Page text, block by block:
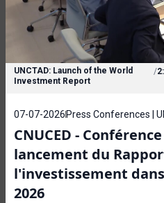
UNCTAD: Launch of the World
Investment Report
/
07-07-2026 Press Conferences |
CNUCED -
lancement du
l'investissement
2026